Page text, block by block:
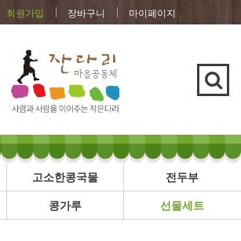
회원가입 장바구니 마이페이지
고소한콩국물
전두부
콩가루 선물세트